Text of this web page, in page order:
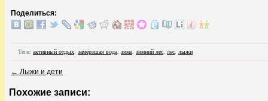
Поделиться:
Теги: активный отдых замёрзшая вода зима зимний лес лес лыжи
← Лыжи и дети
Похожие записи: